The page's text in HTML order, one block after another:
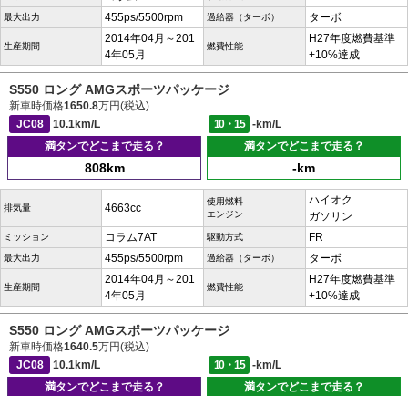
最大出力 455ps/5500rpm 過給器（ターボ） ターボ
生産期間
2014年04月～201
4年05月
燃費性能
H27年度燃費基準
+10%達成
S550 ロング AMGスポーツパッケージ
新車時価格1650.8万円(税込)
JC08
10.1km/L 10・15
-km/L
満タンでどこまで走る？
808km
満タンでどこまで走る？
-km
排気量 4663cc
使用燃料
エンジン
ハイオク
ガソリン
ミッション コラム7AT 駆動方式 FR
最大出力 455ps/5500rpm 過給器（ターボ） ターボ
生産期間
2014年04月～201
4年05月
燃費性能
H27年度燃費基準
+10%達成
S550 ロング AMGスポーツパッケージ
新車時価格1640.5万円(税込)
JC08
10.1km/L 10・15
-km/L
満タンでどこまで走る？
満タンでどこまで走る？